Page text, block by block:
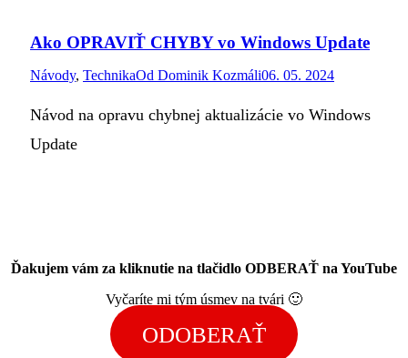
Ako OPRAVIŤ CHYBY vo Windows Update
Návody, TechnikaOd Dominik Kozmáli06. 05. 2024
Návod na opravu chybnej aktualizácie vo Windows
Update
Ďakujem vám za kliknutie na tlačidlo ODBERAŤ na YouTube
Vyčaríte mi tým úsmev na tvári 🙂
ODOBERAŤ